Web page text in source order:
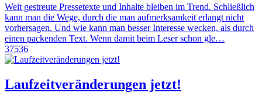
Weit gestreute Pressetexte und Inhalte bleiben im Trend. Schließlich
kann man die Wege, durch die man aufmerksamkeit erlangt nicht
vorhersagen. Und wie kann man besser Interesse wecken, als durch
einen packenden Text. Wenn damit beim Leser schon gle…
37536
Laufzeitveränderungen jetzt!